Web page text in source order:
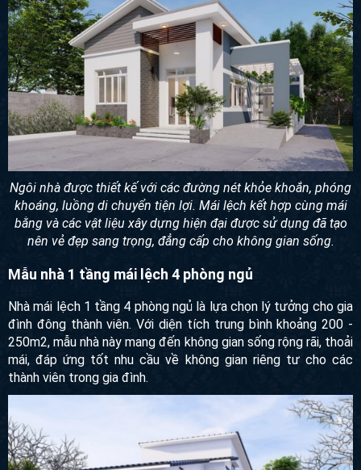
Ngôi nhà được thiết kế với các đường nét khỏe khoắn, phóng
khoáng, luồng di chuyển tiện lợi. Mái lệch kết hợp cùng mái
bằng và các vật liệu xây dựng hiện đại được sử dụng đã tạo
nên vẻ đẹp sang trọng, đẳng cấp cho không gian sống.
Mẫu nhà 1 tầng mái lệch 4 phòng ngủ
Nhà mái lệch 1 tầng 4 phòng ngủ là lựa chọn lý tưởng cho gia
đình đông thành viên. Với diện tích trung bình khoảng 200 -
250m2, mẫu nhà này mang đến không gian sống rộng rãi, thoải
mái, đáp ứng tốt nhu cầu về không gian riêng tư cho các
thành viên trong gia đình.